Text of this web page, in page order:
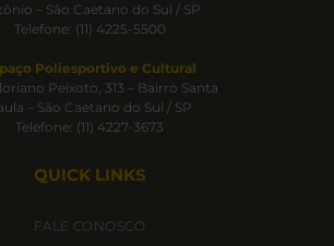
– São Caetano do Sul / SP
Telefone: (11) 4225-5500
Poliesportivo e Cultural
Peixoto, 313 – Bairro Santa
– São Caetano do Sul / SP
Telefone: (11) 4227-3673
QUICK LINKS
FALE CONOSCO